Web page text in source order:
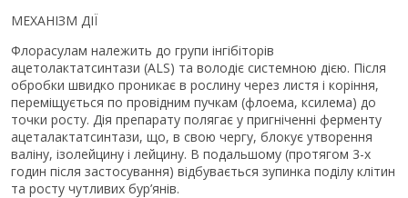
МЕХАНІЗМ ДІЇ
Флорасулам належить до групи інгібіторів
ацетолактатсинтази (ALS) та володіє системною дією. Після
обробки швидко проникає в рослину через листя і коріння,
переміщується по провідним пучкам (флоема, ксилема) до
точки росту. Дія препарату полягає у пригніченні ферменту
ацеталактатсинтази, що, в свою чергу, блокує утворення
валіну, ізолейцину і лейцину. В подальшому (протягом 3-х
годин після застосування) відбувається зупинка поділу клітин
та росту чутливих бур’янів.